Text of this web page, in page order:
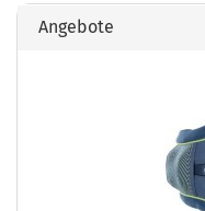
Angebote